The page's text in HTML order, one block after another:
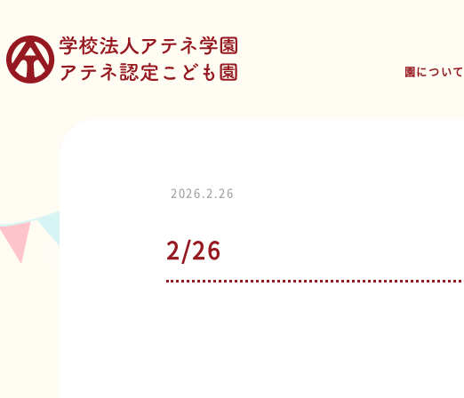
園について
2026.2.26
2/26